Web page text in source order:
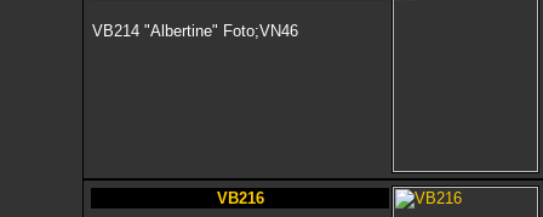
VB214 "Albertine" Foto;VN46
VB216